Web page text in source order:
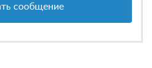
сообщение